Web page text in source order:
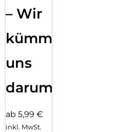
– Wir
kümmern
uns
darum!
ab 5,99 €
inkl. MwSt.